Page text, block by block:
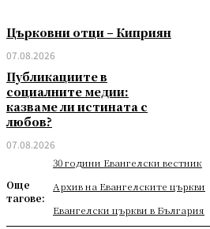
Църковни отци – Киприян
07.08.2026
Публикациите в
социалните медии:
казваме ли истината с
любов?
07.08.2026
Още
тагове:
30 години Евангелски вестник
Архив на Евангелските църкви
Евангелски църкви в България